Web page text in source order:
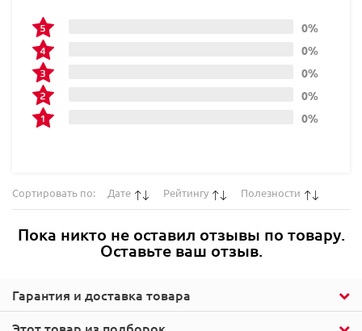
Гарантия и доставка товара
0%
0%
0%
0%
0%
Сортировать по: Дате Рейтингу Полезности
Пока никто не оставил отзывы по товару.
Оставьте ваш отзыв.